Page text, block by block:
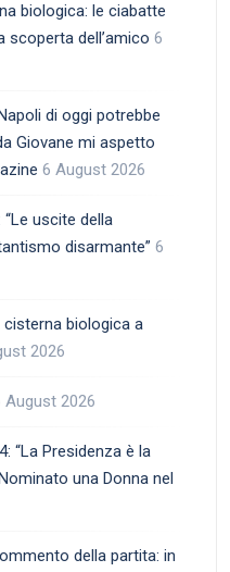
biologica: le ciabatte
scoperta dell’amico 6
di oggi potrebbe
Giovane mi aspetto
6 August 2026
“Le uscite della
disarmante” 6
biologica a
2026
August 2026
“La Presidenza è la
una Donna nel
della partita: in